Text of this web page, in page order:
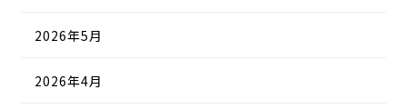
2026年5月
2026年4月